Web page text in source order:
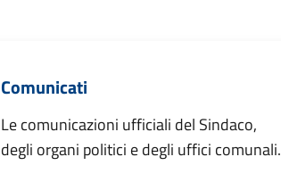
Comunicati
Le comunicazioni ufficiali del Sindaco,
degli organi politici e degli uffici comunali.